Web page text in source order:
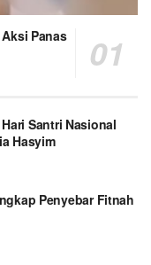
Panas
Santri Nasional
Hasyim
Penyebar Fitnah